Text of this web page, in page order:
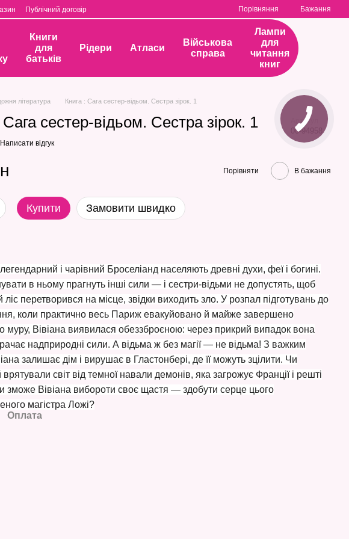
Публічний договір Порівняння Бажання
Книги
для
батьків
Рідери Атласи
Військова
справа
Лампи
для
читання
книг
література Книга : Сага сестер-відьом. Сестра зірок. 1
сестер-відьом. Сестра зірок. 1 Артикул
00-94958
Написати відгук
Порівняти В бажання
Купити Замовити швидко
і чарівний Броселіанд населяють древні духи, феї і богині.
в ньому прагнуть інші сили ― і сестри-відьми не допустять, щоб
ліс перетворився на місце, звідки виходить зло. У розпал підготувань до
коли практично весь Париж евакуйовано й майже завершено
муру, Вівіана виявилася обеззброєною: через прикрий випадок вона
надприродні сили. А відьма ж без магії — не відьма! З важким
залишає дім і вирушає в Гластонбері, де її можуть зцілити. Чи
врятували світ від темної навали демонів, яка загрожує Франції і решті
зможе Вівіана вибороти своє щастя — здобути серце цього
магістра Ложі?
Оплата